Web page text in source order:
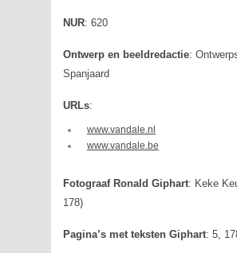
NUR: 620
Ontwerp en beeldredactie:
Spanjaard
URLs:
www.vandale.nl
www.vandale.be
Fotograaf Ronald Giphart: Keke
178)
Pagina’s met teksten Giphart: 5,